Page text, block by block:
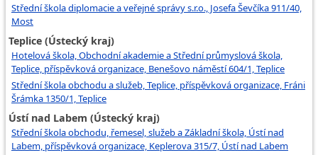
Střední škola diplomacie a veřejné správy s.r.o., Josefa Ševčíka 911/40,
Most
Teplice (Ústecký kraj)
Hotelová škola, Obchodní akademie a Střední průmyslová škola,
Teplice, příspěvková organizace, Benešovo náměstí 604/1, Teplice
Střední škola obchodu a služeb, Teplice, příspěvková organizace, Fráni
Šrámka 1350/1, Teplice
Ústí nad Labem (Ústecký kraj)
Střední škola obchodu, řemesel, služeb a Základní škola, Ústí nad
Labem, příspěvková organizace, Keplerova 315/7, Ústí nad Labem